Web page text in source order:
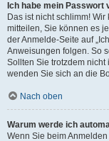
Ich habe mein Passwort
Das ist nicht schlimm!
mitteilen, Sie können es
der Anmelde-Seite auf
Anweisungen folgen. So
Sollten Sie trotzdem nicht
wenden Sie sich an die
Nach oben
Warum werde ich
Wenn Sie beim